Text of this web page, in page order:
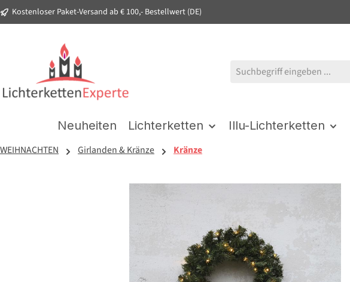
Zur Hauptnavigation springen
Kostenloser Paket-Versand ab € 100,- Bestellwert (DE)
Neuheiten Lichterketten Illu-Lichterketten
WEIHNACHTEN Girlanden & Kränze Kränze